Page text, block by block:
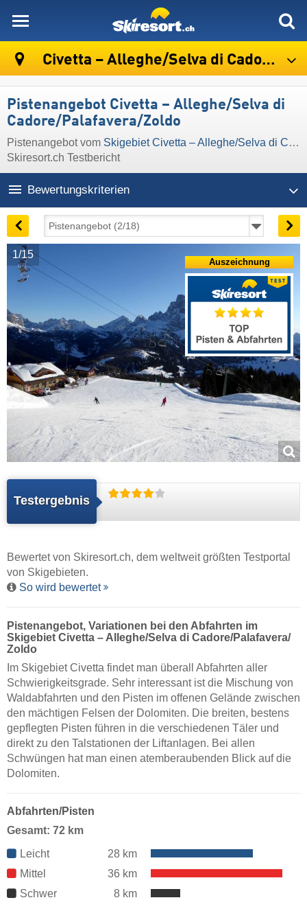
Civetta – Alleghe/​Selva di Cadore/​Palafavera/​Zoldo
Pistenangebot Civetta – Alleghe/​Selva di
Cadore/​Palafavera/​Zoldo
Pistenangebot vom Skigebiet Civetta – Alleghe/​Selva di Cadore/​Palafavera/​Zoldo
Skiresort.ch Testbericht
Bewertungskriterien
1/15
Testergebnis
Auszeichnung
Bewertet von Skiresort.ch, dem weltweit größten Testportal
von Skigebieten.
So wird bewertet
Pistenangebot, Variationen bei den Abfahrten im
Skigebiet Civetta – Alleghe/​Selva di Cadore/​Palafavera/​
Zoldo
Im Skigebiet Civetta findet man überall Abfahrten aller
Schwierigkeitsgrade. Sehr interessant ist die Mischung von
Waldabfahrten und den Pisten im offenen Gelände zwischen
den mächtigen Felsen der Dolomiten. Die breiten, bestens
gepflegten Pisten führen in die verschiedenen Täler und
direkt zu den Talstationen der Liftanlagen. Bei allen
Schwüngen hat man einen atemberaubenden Blick auf die
Dolomiten.
Abfahrten/Pisten
Gesamt: 72 km
Leicht
28 km
Mittel
36 km
Schwer
8 km